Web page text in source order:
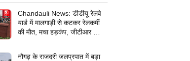
Chandauli News: डीडीयू रेलवे
यार्ड में मालगाड़ी से कटकर रेलकर्मी
की मौत, मचा हड़कंप, जीटीआर ब्रिज
नौगढ़ के राजदरी जलप्रपात में बड़ा